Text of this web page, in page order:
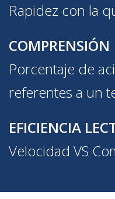
Rapidez con la
COMPRENSIÓN
Porcentaje de
referentes a un
EFICIENCIA
Velocidad VS